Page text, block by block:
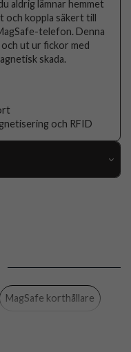
aldrig lämnar hemmet
och koppla säkert till
telefon. Denna
ut ur fickor med
skada.
och RFID
Återvunnen plast
CARE by PanzerGlass
MagSafe korthållare